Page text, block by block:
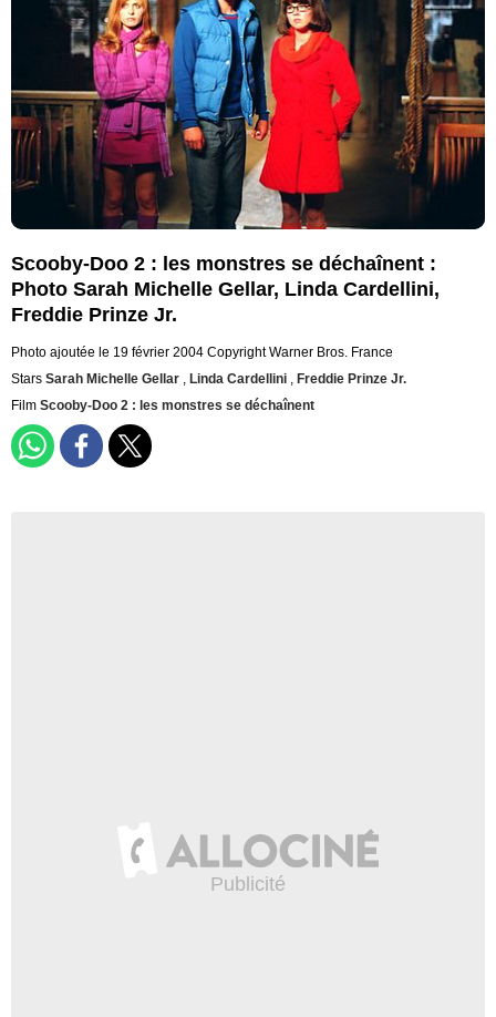
Scooby-Doo 2 : les monstres se déchaînent :
Photo Sarah Michelle Gellar, Linda Cardellini,
Freddie Prinze Jr.
Photo ajoutée le 19 février 2004 Copyright Warner Bros. France
Stars Sarah Michelle Gellar , Linda Cardellini , Freddie Prinze Jr.
Film Scooby-Doo 2 : les monstres se déchaînent